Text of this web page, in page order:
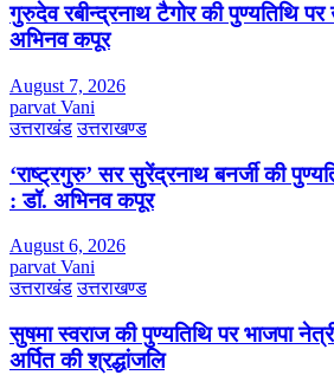
गुरुदेव रबीन्द्रनाथ टैगोर की पुण्यतिथि
अभिनव कपूर
August 7, 2026
parvat Vani
उत्तराखंड उत्तराखण्ड
‘राष्ट्रगुरु’ सर सुरेंद्रनाथ बनर्जी की
: डॉ. अभिनव कपूर
August 6, 2026
parvat Vani
उत्तराखंड उत्तराखण्ड
सुषमा स्वराज की पुण्यतिथि पर भाजपा
अर्पित की श्रद्धांजलि